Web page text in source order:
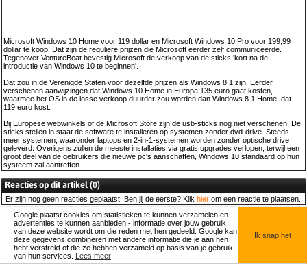
Microsoft Windows 10 Home voor 119 dollar en Microsoft Windows 10 Pro voor 199,99
dollar te koop. Dat zijn de reguliere prijzen die Microsoft eerder zelf communiceerde.
Tegenover VentureBeat bevestig Microsoft de verkoop van de sticks 'kort na de
introductie van Windows 10 te beginnen'.
Dat zou in de Verenigde Staten voor dezelfde prijzen als Windows 8.1 zijn. Eerder
verschenen aanwijzingen dat Windows 10 Home in Europa 135 euro gaat kosten,
waarmee het OS in de losse verkoop duurder zou worden dan Windows 8.1 Home, dat
119 euro kost.
Bij Europese webwinkels of de Microsoft Store zijn de usb-sticks nog niet verschenen. De
sticks stellen in staat de software te installeren op systemen zonder dvd-drive. Steeds
meer systemen, waaronder laptops en 2-in-1-systemen worden zonder optische drive
geleverd. Overigens zullen de meeste installaties via gratis upgrades verlopen, terwijl een
groot deel van de gebruikers die nieuwe pc's aanschaffen, Windows 10 standaard op hun
systeem zal aantreffen.
Reacties op dit artikel (0)
Er zijn nog geen reacties geplaatst. Ben jij de eerste? Klik hier om een reactie te plaatsen.
© HelpdeskWeb.nl, 2026 | Contact
Google plaatst cookies om statistieken te kunnen verzamelen en
advertenties te kunnen aanbieden - informatie over jouw gebruik
van deze website wordt om die reden met hen gedeeld. Google kan
deze gegevens combineren met andere informatie die je aan hen
hebt verstrekt of die ze hebben verzameld op basis van je gebruik
van hun services. Lees meer
Ik snap het